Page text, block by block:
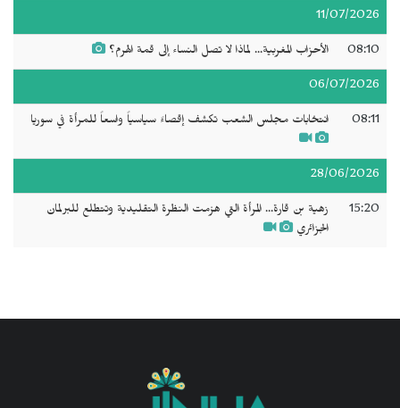
11/07/2026
08:10 الأحزاب المغربية... لماذا لا تصل النساء إلى قمة الهرم؟
06/07/2026
08:11 انتخابات مجلس الشعب تكشف إقصاءً سياسياً واسعاً للمرأة في سوريا
28/06/2026
15:20
زهية بن قارة... المرأة التي هزمت النظرة التقليدية وتتطلع للبرلمان
الجزائري